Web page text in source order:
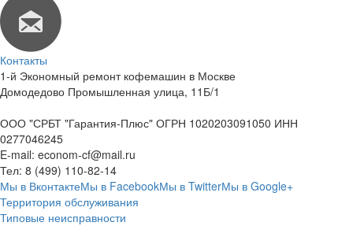
Контакты
1-й Экономный ремонт кофемашин в Москве
Домодедово Промышленная улица, 11Б/1
ООО "СРБТ "Гарантия-Плюс" ОГРН 1020203091050 ИНН
0277046245
E-mail: econom-cf@mail.ru
Тел: 8 (499) 110-82-14
Мы в ВконтактеМы в FacebookМы в TwitterМы в Google+
Территория обслуживания
Типовые неисправности